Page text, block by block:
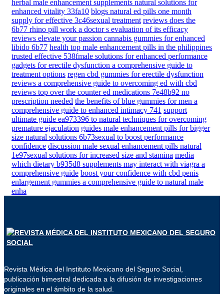
herbal male enhancement supplements natural solutions for
enhanced vitality 33fa10 blogs natural ed pills one month
supply for effective 3c46sexual treatment reviews does the
6b77 rhino pill work a doctor s evaluation of its efficacy
reviews elevate your passion cannabis gummies for enhanced
libido 6b77 health top male enhancement pills in the philippines
trusted effective 538fmale solutions for enhanced performance
gadgets for erectile dysfunction a comprehensive guide to
treatment options regen cbd gummies for erectile dysfunction
reviews a comprehensive guide to overcoming ed with cbd
reviews top over the counter ed medications 7e48b92 no
prescription needed the benefits of blue gummies for men a
comprehensive guide to enhanced intimacy 741 support
ultimate guide ea973396 to natural techniques for overcoming
premature ejaculation guides male enhancement pills for bigger
size natural solutions 6b73sexual to boost performance
confidence discussion male sexual enhancement pills natural
1e97sexual solutions for increased size and stamina media
which dietary b935d8 supplements may interact with viagra a
comprehensive guide boost your confidence with cbd penis
enlargement gummies a comprehensive guide to natural male
enha
Revista Médica del Instituto Mexicano del Seguro Social,
publicación bimestral dedicada a la difusión de investigaciones
originales en el ámbito de la salud.